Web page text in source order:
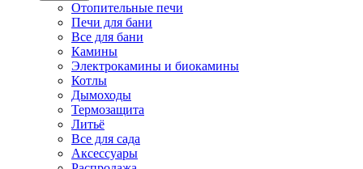
Отопительные печи
Печи для бани
Все для бани
Камины
Электрокамины и биокамины
Котлы
Дымоходы
Термозащита
Литьё
Все для сада
Аксессуары